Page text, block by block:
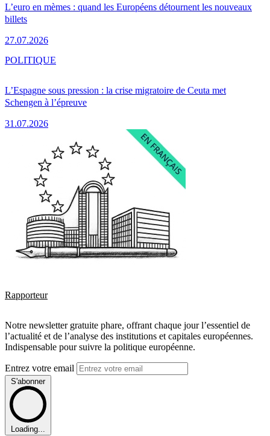
L’euro en mèmes : quand les Européens détournent les nouveaux
billets
27.07.2026
L’Espagne sous pression : la crise migratoire de Ceuta met
Schengen à l’épreuve
31.07.2026
POLITIQUE
Rapporteur
Notre newsletter gratuite phare, offrant chaque jour l’essentiel de
l’actualité et de l’analyse des institutions et capitales européennes.
Indispensable pour suivre la politique européenne.
Entrez votre email
S'abonner
Loading...